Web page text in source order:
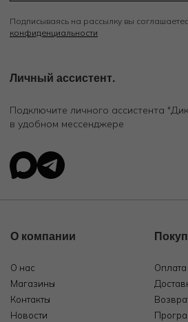
Подписываясь на рассылку вы
конфиденциальности
Личный ассистент.
Подключите личного ассистента
в удобном мессенджере
О компании
О нас
Магазины
Контакты
Новости
Оплата